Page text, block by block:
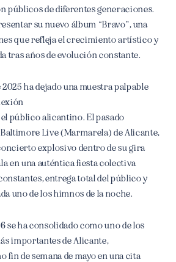
públicos de diferentes generaciones.
su nuevo álbum “Bravo”, una
que refleja el crecimiento artístico y
tras años de evolución constante.
ha dejado una muestra palpable
público alicantino. El pasado
Live (Marmarela) de Alicante,
explosivo dentro de su gira
en una auténtica fiesta colectiva
entrega total del público y
uno de los himnos de la noche.
se ha consolidado como uno de los
importantes de Alicante,
fin de semana de mayo en una cita